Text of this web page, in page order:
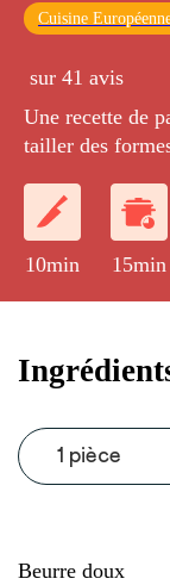
Cuisine
sur 41 avis
Une recette de
tailler des
10min 15min
1 pièce
Beurre doux